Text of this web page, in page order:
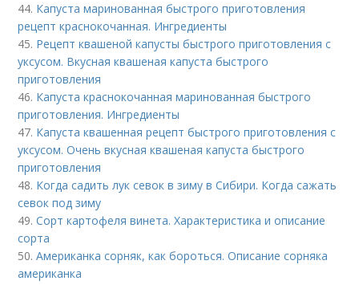
44. Капуста маринованная быстрого приготовления
рецепт краснокочанная. Ингредиенты
45. Рецепт квашеной капусты быстрого приготовления с
уксусом. Вкусная квашеная капуста быстрого
приготовления
46. Капуста краснокочанная маринованная быстрого
приготовления. Ингредиенты
47. Капуста квашенная рецепт быстрого приготовления с
уксусом. Очень вкусная квашеная капуста быстрого
приготовления
48. Когда садить лук севок в зиму в Сибири. Когда сажать
севок под зиму
49.Сорт картофеля винета. Характеристика и описание
сорта
50.Американка сорняк, как бороться. Описание сорняка
американка